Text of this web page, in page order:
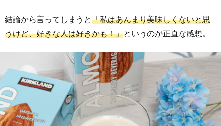
結論から言ってしまうと「私はあんまり美味しくないと思
うけど、好きな人は好きかも！」というのが正直な感想。